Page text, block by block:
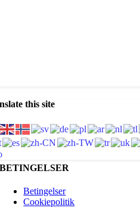
this site
BETINGELSER
Betingelser
Cookiepolitik